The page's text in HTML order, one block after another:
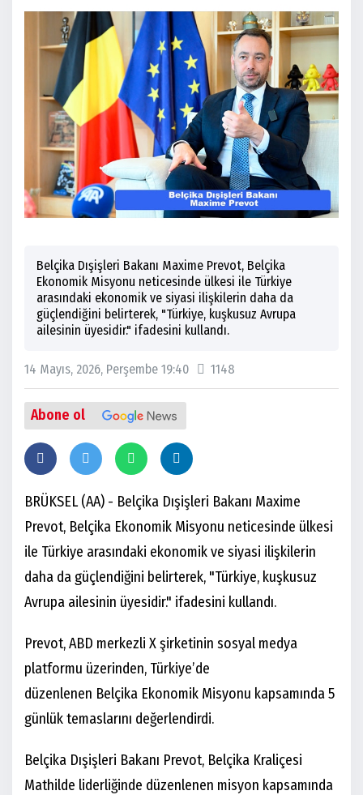
Belçika Dışişleri Bakanı Maxime Prevot, Belçika
Ekonomik Misyonu neticesinde ülkesi ile Türkiye
arasındaki ekonomik ve siyasi ilişkilerin daha da
güçlendiğini belirterek, "Türkiye, kuşkusuz Avrupa
ailesinin üyesidir." ifadesini kullandı.
14 Mayıs, 2026, Perşembe 19:40 1148
Abone ol
BRÜKSEL (AA) - Belçika Dışişleri Bakanı Maxime
Prevot, Belçika Ekonomik Misyonu neticesinde ülkesi
ile Türkiye arasındaki ekonomik ve siyasi ilişkilerin
daha da güçlendiğini belirterek, "Türkiye, kuşkusuz
Avrupa ailesinin üyesidir." ifadesini kullandı.
Prevot, ABD merkezli X şirketinin sosyal medya
platformu üzerinden, Türkiye’de
düzenlenen Belçika Ekonomik Misyonu kapsamında 5
günlük temaslarını değerlendirdi.
Belçika Dışişleri Bakanı Prevot, Belçika Kraliçesi
Mathilde liderliğinde düzenlenen misyon kapsamında